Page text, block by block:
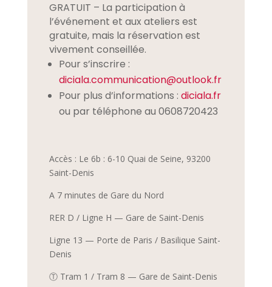
GRATUIT – La participation à
l’événement et aux ateliers est
gratuite, mais la réservation est
vivement conseillée.
Pour s’inscrire :
diciala.communication@outlook.fr
Pour plus d’informations : diciala.fr
ou par téléphone au 0608720423
Accès : Le 6b : 6-10 Quai de Seine, 93200
Saint-Denis
A 7 minutes de Gare du Nord
RER D / Ligne H — Gare de Saint-Denis
Ligne 13 — Porte de Paris / Basilique Saint-
Denis
Ⓣ Tram 1 / Tram 8 — Gare de Saint-Denis